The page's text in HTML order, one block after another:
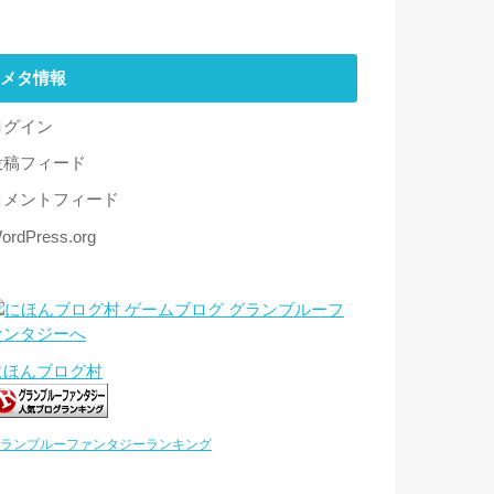
メタ情報
グイン
稿フィード
メントフィード
ほんブログ村
ンブルーファンタジーランキング